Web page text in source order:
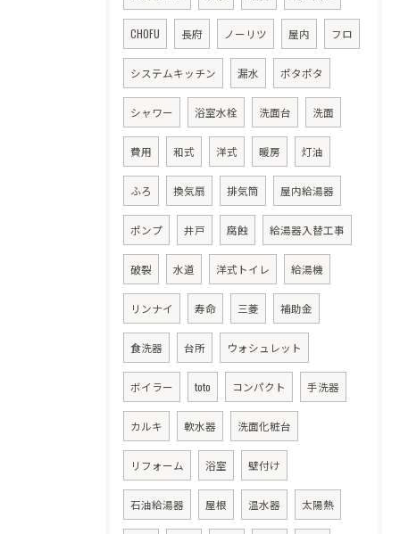
CHOFU 長府 ノーリツ 屋内 フロ
システムキッチン 漏水 ポタポタ
シャワー 浴室水栓 洗面台 洗面
費用 和式 洋式 暖房 灯油
ふろ 換気扇 排気筒 屋内給湯器
ポンプ 井戸 腐蝕 給湯器入替工事
破裂 水道 洋式トイレ 給湯機
リンナイ 寿命 三菱 補助金
食洗器 台所 ウォシュレット
ボイラー toto コンパクト 手洗器
カルキ 軟水器 洗面化粧台
リフォーム 浴室 壁付け
石油給湯器 屋根 温水器 太陽熱